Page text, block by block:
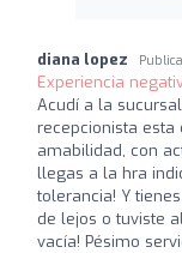
diana lopez
Experiencia
Acudí a la
recepcionista
amabilidad, con
llegas a la hra
tolerancia! Y
de lejos o tuviste
vacía! Pésimo